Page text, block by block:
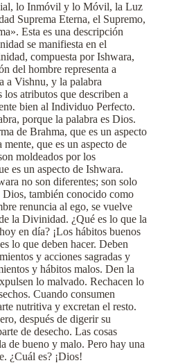
lo Inmóvil y lo Móvil, la Luz
Suprema Eterna, el Supremo,
Esta es una descripción
se manifiesta en el
compuesta por Ishwara,
del hombre representa a
a Vishnu, y la palabra
los atributos que describen a
bien al Individuo Perfecto.
porque la palabra es Dios.
de Brahma, que es un aspecto
que es un aspecto de
moldeados por los
es un aspecto de Ishwara.
no son diferentes; son solo
también conocido como
renuncia al ego, se vuelve
la Divinidad. ¿Qué es lo que la
en día? ¡Los hábitos buenos
lo que deben hacer. Deben
y acciones sagradas y
y hábitos malos. Den la
lo malvado. Rechacen lo
Cuando consumen
nutritiva y excretan el resto.
después de digerir su
de desecho. Las cosas
de bueno y malo. Pero hay una
¿Cuál es? ¡Dios!